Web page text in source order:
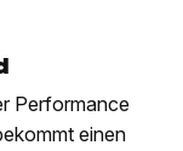
Performance
einen